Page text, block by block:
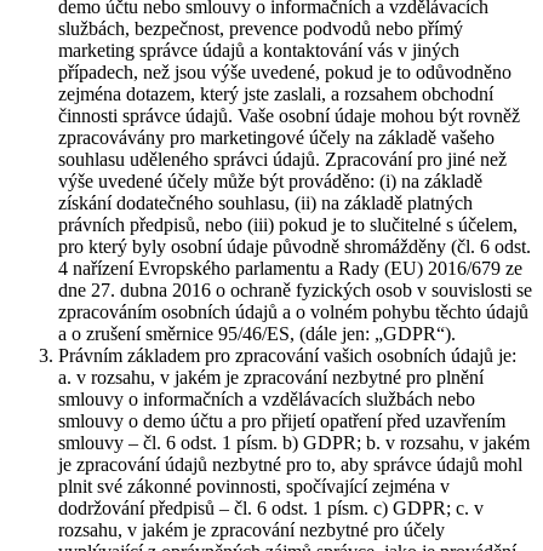
demo účtu nebo smlouvy o informačních a vzdělávacích
službách, bezpečnost, prevence podvodů nebo přímý
marketing správce údajů a kontaktování vás v jiných
případech, než jsou výše uvedené, pokud je to odůvodněno
zejména dotazem, který jste zaslali, a rozsahem obchodní
činnosti správce údajů. Vaše osobní údaje mohou být rovněž
zpracovávány pro marketingové účely na základě vašeho
souhlasu uděleného správci údajů. Zpracování pro jiné než
výše uvedené účely může být prováděno: (i) na základě
získání dodatečného souhlasu, (ii) na základě platných
právních předpisů, nebo (iii) pokud je to slučitelné s účelem,
pro který byly osobní údaje původně shromážděny (čl. 6 odst.
4 nařízení Evropského parlamentu a Rady (EU) 2016/679 ze
dne 27. dubna 2016 o ochraně fyzických osob v souvislosti se
zpracováním osobních údajů a o volném pohybu těchto údajů
a o zrušení směrnice 95/46/ES, (dále jen: „GDPR“).
Právním základem pro zpracování vašich osobních údajů je:
a. v rozsahu, v jakém je zpracování nezbytné pro plnění
smlouvy o informačních a vzdělávacích službách nebo
smlouvy o demo účtu a pro přijetí opatření před uzavřením
smlouvy – čl. 6 odst. 1 písm. b) GDPR; b. v rozsahu, v jakém
je zpracování údajů nezbytné pro to, aby správce údajů mohl
plnit své zákonné povinnosti, spočívající zejména v
dodržování předpisů – čl. 6 odst. 1 písm. c) GDPR; c. v
rozsahu, v jakém je zpracování nezbytné pro účely